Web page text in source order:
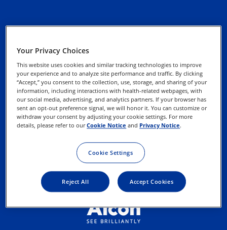
Academy
Media Datenbank
EasyOnline
Kontaktieren Sie uns
Cookie-Hinweis
Datenschutz-
Webformular
Nutzungsbedingungen
Your Privacy Choices
This website uses cookies and similar tracking technologies to improve
your experience and to analyze site performance and traffic. By clicking
“Accept,” you consent to the collection, use, storage, and sharing of your
information, including interactions with health-related webpages, with
our social media, advertising, and analytics partners. If your browser has
sent an opt-out preference signal, we will honor it. You can customize or
withdraw your consent by adjusting your cookie settings. For more
details, please refer to ourCookie Notice and Privacy Notice.
Cookie Settings
Reject All Accept Cookies